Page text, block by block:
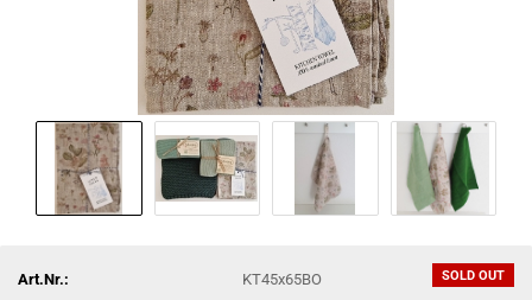
SOLD OUT
Art.Nr.:
KT45x65BO